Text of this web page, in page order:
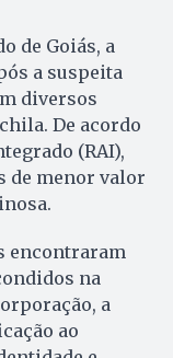
de Goiás, a
a suspeita
diversos
De acordo
(RAI),
de menor valor
encontraram
na
a
ao